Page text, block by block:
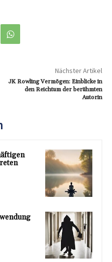
Nächster Artikel
JK Rowling Vermögen: Einblicke in
den Reichtum der berühmten
Autorin